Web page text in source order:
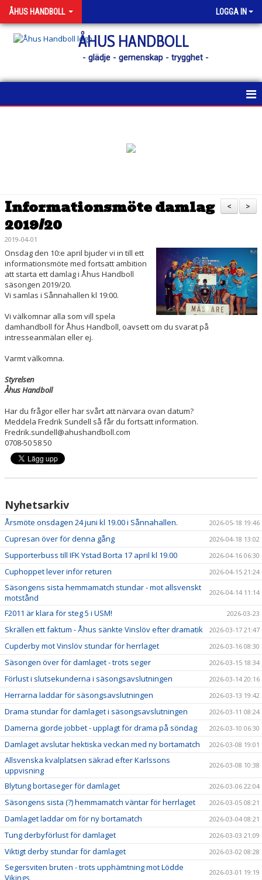
ÅHUS HANDBOLL LOGGA IN
ÅHUS HANDBOLL
- glädje - gemenskap - trygghet -
MATCHER
MEDLEM
SOCIALA MEDIER
OM ÅHUS HANDBOLL
BLÅ TRÅDEN
>
<
Informationsmöte damlag
2019/20
2019-04-01
Onsdag den 10:e april bjuder vi in till ett
informationsmöte med fortsatt ambition
att starta ett damlag i Åhus Handboll
säsongen 2019/20.
Vi samlas i Sånnahallen kl 19:00.
Vi välkomnar alla som vill spela
damhandboll för Åhus Handboll, oavsett om du svarat på
intresseanmälan eller ej.
Varmt välkomna.
Styrelsen
Åhus Handboll
Har du frågor eller har svårt att närvara ovan datum?
Meddela Fredrik Sundell så får du fortsatt information.
Fredrik.sundell@ahushandboll.com
0708-50 58 50
Nyhetsarkiv
Årsmöte onsdagen 24 juni kl 19.00 i Sånnahallen. 2026-05-18 19:46
Cupresan över för denna gång 2026-04-18 13:02
Supporterbuss till IFK Ystad Borta 17 april kl 19.00 2026-04-16 06:30
Cuphoppet lever inför returen 2026-04-15 21:24
Säsongens sista hemmamatch stundar - mot allsvenskt
motstånd
2026-04-14 11:14
F2011 är klara för steg 5 i USM! 2026-03-23
Skrällen ett faktum - Åhus sänkte Vinslöv efter dramatik 2026-03-17 21:47
Cupderby mot Vinslöv stundar för herrlaget 2026-03-16 08:30
Säsongen över för damlaget - trots seger 2026-03-15 18:34
Förlust i slutsekunderna i säsongsavslutningen 2026-03-14 20:16
Herrarna laddar för säsongsavslutningen 2026-03-13 19:42
Drama stundar för damlaget i säsongsavslutningen 2026-03-11 08:24
Damerna gjorde jobbet - upplagt för drama på söndag 2026-03-10 06:30
Damlaget avslutar hektiska veckan med ny bortamatch 2026-03-08 19:01
Allsvenska kvalplatsen säkrad efter Karlssons
uppvisning
2026-03-08 10:38
Blytung bortaseger för damlaget 2026-03-06 22:04
Säsongens sista (?) hemmamatch väntar för herrlaget 2026-03-05 08:21
Damlaget laddar om för ny bortamatch 2026-03-04 08:21
Tung derbyförlust för damlaget 2026-03-03 21:09
Viktigt derby stundar för damlaget 2026-03-02 08:28
Segersviten bruten - trots upphämtning mot Lödde
Vikings
2026-03-01 19:19